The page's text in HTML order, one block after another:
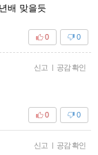
배 맞을듯
0
0
신고 | 공감 확인
0
0
신고 | 공감 확인